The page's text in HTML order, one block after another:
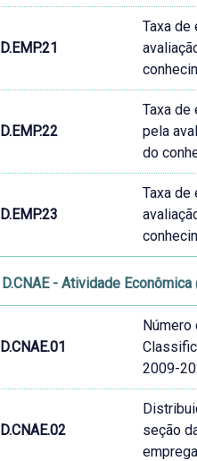
D.EMP.21
Taxa
D.EMP.22
Taxa
pela
do
D.EMP.23
Taxa
D.CNAE - Atividade Econômica
D.CNAE.01
2009-
D.CNAE.02
seção